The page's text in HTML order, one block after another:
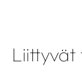
Liittyvät